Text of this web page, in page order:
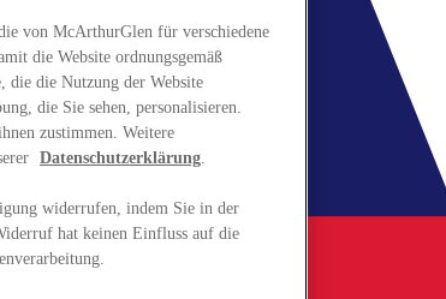
von McArthurGlen für verschiedene
die Website ordnungsgemäß
die die Nutzung der Website
die Sie sehen, personalisieren.
zustimmen. Weitere
Datenschutzerklärung.
widerrufen, indem Sie in der
hat keinen Einfluss auf die